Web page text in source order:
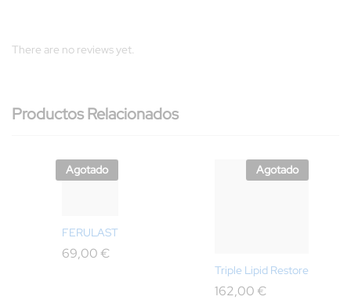
There are no reviews yet.
Productos Relacionados
Agotado
FERULAST
69,00€
Agotado
Triple Lipid Restore
162,00€